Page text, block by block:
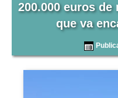
200.000 euros
que va